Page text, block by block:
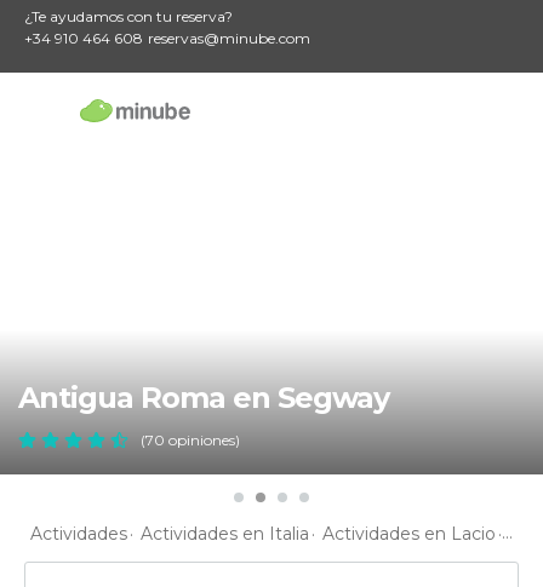
¿Te ayudamos con tu reserva?
+34 910 464 608 reservas@minube.com
Antigua Roma en Segway
(70 opiniones)
Actividades Actividades en Italia Actividades en Lacio